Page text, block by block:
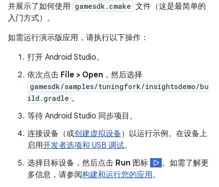
并展示了如何使用 gamesdk.cmake 文件（这是最简单的
入门方式）。
如需运行演示版应用，请执行以下操作：
打开 Android Studio。
依次点击 File > Open ，然后选择
gamesdk/samples/tuningfork/insightsdemo/bu
ild.gradle 。
等待 Android Studio 同步项目。
连接设备（或创建虚拟设备）以运行示例。在设备上
启用开发者选项和 USB 调试。
选择目标设备，然后点击 Run 图标
。如需了解更
多信息，请参阅构建和运行您的应用。